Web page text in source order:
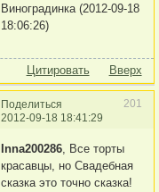
Виноградинка (2012-09-18
18:06:26)
Цитировать Вверх
Поделиться
201
2012-09-18 18:41:29
Inna200286, Все торты
красавцы, но Свадебная
сказка это точно сказка!